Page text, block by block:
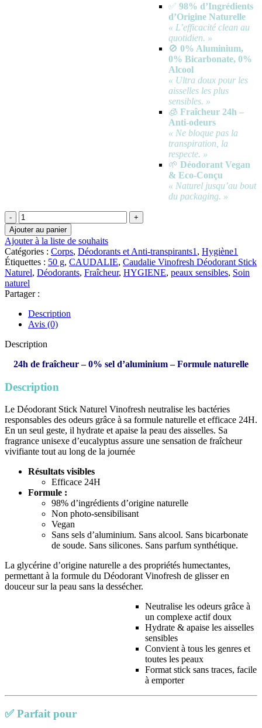
✅ 98% d’Ingrédients
d’Origine Naturelle
« L’efficacité clean au
quotidien. »
🚫 0% Aluminium,
0% Bicarbonate, 0%
Alcool
« Ultra doux pour les
aisselles les plus
sensibles. »
🧊 Fraîcheur 24h –
Anti-odeurs
« Ne bloque pas la
transpiration, la
respecte. »
🌱 Déodorant Vegan
& Eco-Conçu
« Naturel jusqu’au bout
du packaging. »
quantité
de
🌿
Caudalie
Vinofresh
Déodorant
Stick
Naturel
|
50
g
Ajouter au panier
Ajouter à la liste de souhaits
Catégories : Corps, Déodorants et Anti-transpirants1 , Hygiène1
Étiquettes : 50 g, CAUDALIE, Caudalie Vinofresh Déodorant Stick
Naturel, Déodorants, Fraîcheur, HYGIENE, peaux sensibles, Soin
naturel
Partager :
Description
Avis (0)
Description
24h de fraîcheur – 0% sel d’aluminium – Formule naturelle
Description
Le Déodorant Stick Naturel Vinofresh neutralise les bactéries
responsables des odeurs grâce à sa formule naturelle et efficace 24H.
En un seul geste, il hydrate et apaise la peau des aisselles. Sa
fragrance unisexe d’eucalyptus assure une sensation de fraîcheur
vivifiante tout au long de la journée
Résultats visibles
Efficace 24H
Formule :
98% d’ingrédients d’origine naturelle
Non photo-sensibilisant
Vegan
Sans sels d’aluminium. Sans alcool. Sans bicarbonate
de soude. Sans silicones. Sans parfum synthétique.
La glycérine d’origine naturelle a des propriétés humectantes,
permettant à la formule du Déodorant Vinofresh de glisser en
douceur sur la peau sans la dessécher.
Neutralise les odeurs grâce à
un complexe actif doux
Hydrate & apaise les aisselles
sensibles
Convient à tous les genres et
toutes les peaux
Format stick sans traces, facile
à emporter
✅Parfait pour